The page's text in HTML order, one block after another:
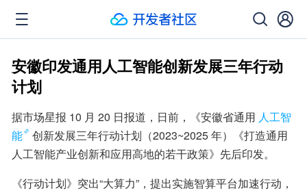
安徽印发通用人工智能创新发展三年行动
计划
据市场星报 10 月 20 日报道，日前，《安徽省通用 人工智
能
创新发展三年行动计划（2023~2025 年）《打造通用
人工智能产业创新和应用高地的若干政策》先后印发。
《行动计划》突出“大算力”，提出实施智算平台加速行动，